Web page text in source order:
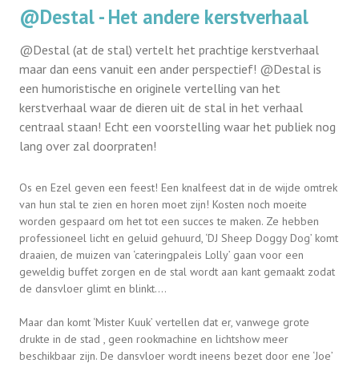
@Destal - Het andere kerstverhaal
@Destal (at de stal) vertelt het prachtige kerstverhaal
maar dan eens vanuit een ander perspectief! @Destal is
een humoristische en originele vertelling van het
kerstverhaal waar de dieren uit de stal in het verhaal
centraal staan! Echt een voorstelling waar het publiek nog
lang over zal doorpraten!
Os en Ezel geven een feest! Een knalfeest dat in de wijde omtrek
van hun stal te zien en horen moet zijn! Kosten noch moeite
worden gespaard om het tot een succes te maken. Ze hebben
professioneel licht en geluid gehuurd, ‘DJ Sheep Doggy Dog’ komt
draaien, de muizen van ‘cateringpaleis Lolly’ gaan voor een
geweldig buffet zorgen en de stal wordt aan kant gemaakt zodat
de dansvloer glimt en blinkt….
Maar dan komt ‘Mister Kuuk’ vertellen dat er, vanwege grote
drukte in de stad , geen rookmachine en lichtshow meer
beschikbaar zijn. De dansvloer wordt ineens bezet door ene ‘Joe’